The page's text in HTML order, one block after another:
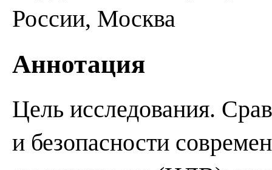
России, Москва
Аннотация
Цель исследования.
и безопасности